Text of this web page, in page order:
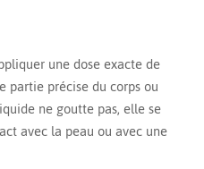
une dose exacte de
partie précise du corps ou
ne goutte pas, elle se
avec la peau ou avec une